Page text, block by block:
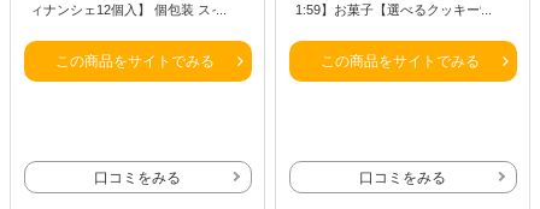
ィナンシェ12個入】 個包装 スイー
菓子折り ご挨拶 ギフト バターバト
この商品をサイトでみる
口コミをみる
1:59】お菓子【選べるクッキー9
き菓子 洋菓子 プレゼント ギフト 内
この商品をサイトでみる
口コミをみる